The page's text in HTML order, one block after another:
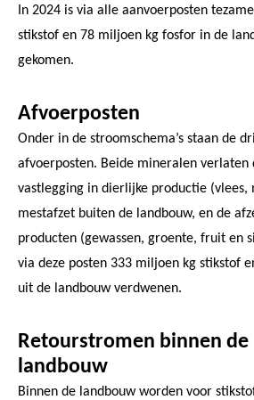
In 2024 is via alle aanvoerposten
stikstof en 78 miljoen kg fosfor in de
gekomen.
Afvoerposten
Onder in de stroomschema’s staan de
afvoerposten. Beide mineralen verlaten
vastlegging in dierlijke productie (vlees,
mestafzet buiten de landbouw, en de
producten (gewassen, groente, fruit en
via deze posten 333 miljoen kg stikstof
uit de landbouw verdwenen.
Retourstromen binnen de
landbouw
Binnen de landbouw worden voor